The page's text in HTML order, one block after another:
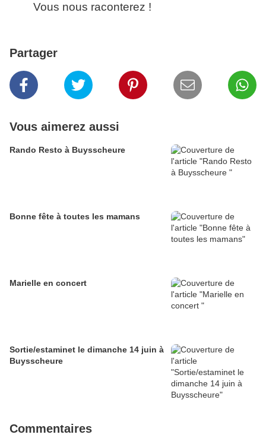
Vous nous raconterez !
Partager
Vous aimerez aussi
Rando Resto à Buysscheure
Bonne fête à toutes les mamans
Marielle en concert
Sortie/estaminet le dimanche 14 juin à
Buysscheure
Commentaires